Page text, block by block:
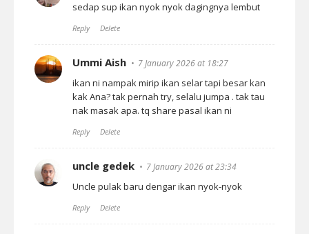
sedap sup ikan nyok nyok dagingnya lembut
Reply Delete
Ummi Aish 7 January 2026 at 18:27
ikan ni nampak mirip ikan selar tapi besar kan
kak Ana? tak pernah try, selalu jumpa . tak tau
nak masak apa. tq share pasal ikan ni
Reply Delete
uncle gedek 7 January 2026 at 23:34
Uncle pulak baru dengar ikan nyok-nyok
Reply Delete